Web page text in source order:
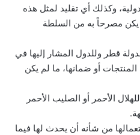
وكذلك أي تقليد لمثل هذه
يكن مصرحاً به من السلطة
قطر وللدول المشار إليها في
أو ضمانها، ما لم يكن
الأحمر أو الصليب الأحمر
من شأنه أن يحدث لها فيما